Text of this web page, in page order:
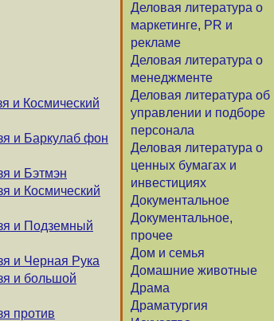
Деловая литература о
маркетинге, PR и
рекламе
Деловая литература о
менеджменте
Деловая литература об
управлении и подборе
персонала
Деловая литература о
ценных бумагах и
инвестициях
Документальное
Документальное,
прочее
Дом и семья
Домашние животные
Драма
Драматургия
и Космический
и Баркулаб фон
и Бэтмэн
и Космический
и Подземный
и Черная Рука
и большой
против